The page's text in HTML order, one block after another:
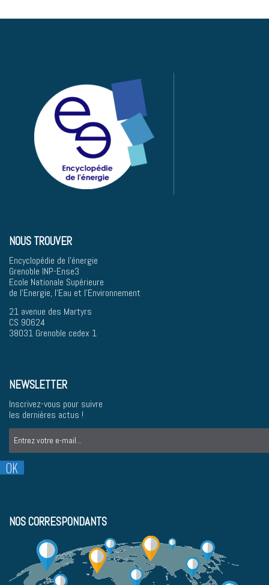
NOUS TROUVER
Encyclopédie de l'énergie
Grenoble INP-Ense3
Ecole Nationale Supérieure
de l'Energie, l'Eau et l'Environnement
21 avenue des Martyrs
CS 90624
38031 Grenoble cedex 1
NEWSLETTER
Inscrivez-vous pour suivre
les dernières actus !
NOS CORRESPONDANTS